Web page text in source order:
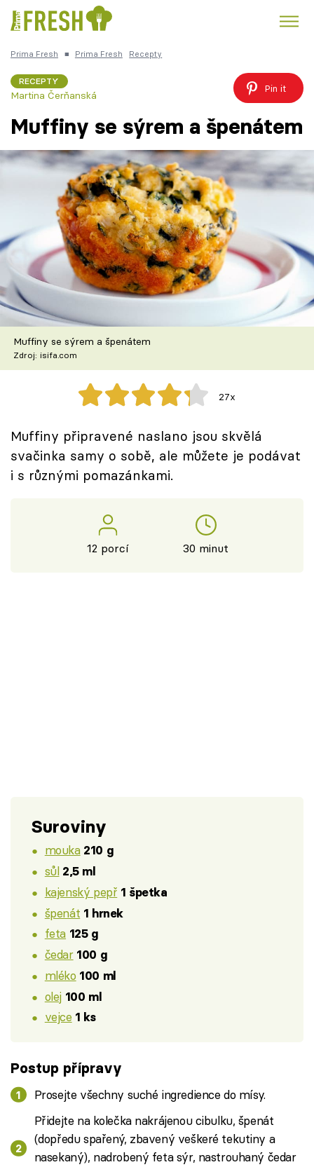
Česká kuchyně
Témata
Recepty
Články
TV Program
Škola vaření
Recepty z TV
Speciál: Cuketa
Těhotnej kuchař
Sledujte prima+
Prima Fresh ■ Prima Fresh Recepty
RECEPTY
Martina Čerňanská
Pin it
Muffiny se sýrem a špenátem
Muffiny se sýrem a špenátem
Zdroj: isifa.com
27x
Muffiny připravené naslano jsou skvělá
svačinka samy o sobě, ale můžete je podávat
i s různými pomazánkami.
12 porcí 30 minut
Suroviny
mouka 210 g
sůl 2,5 ml
kajenský pepř 1 špetka
špenát 1 hrnek
feta 125 g
čedar 100 g
mléko 100 ml
olej 100 ml
vejce 1 ks
Postup přípravy
Prosejte všechny suché ingredience do mísy.
Přidejte na kolečka nakrájenou cibulku, špenát
(dopředu spařený, zbavený veškeré tekutiny a
nasekaný), nadrobený feta sýr, nastrouhaný čedar